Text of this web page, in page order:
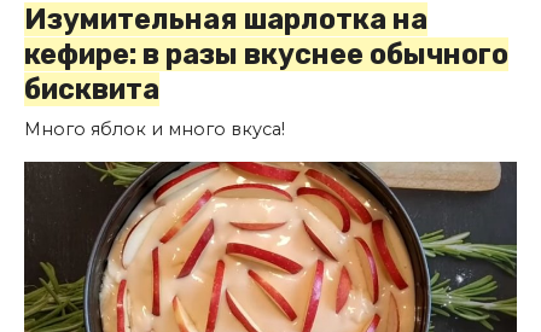
Изумительная шарлотка на
кефире: в разы вкуснее обычного
бисквита
Много яблок и много вкуса!